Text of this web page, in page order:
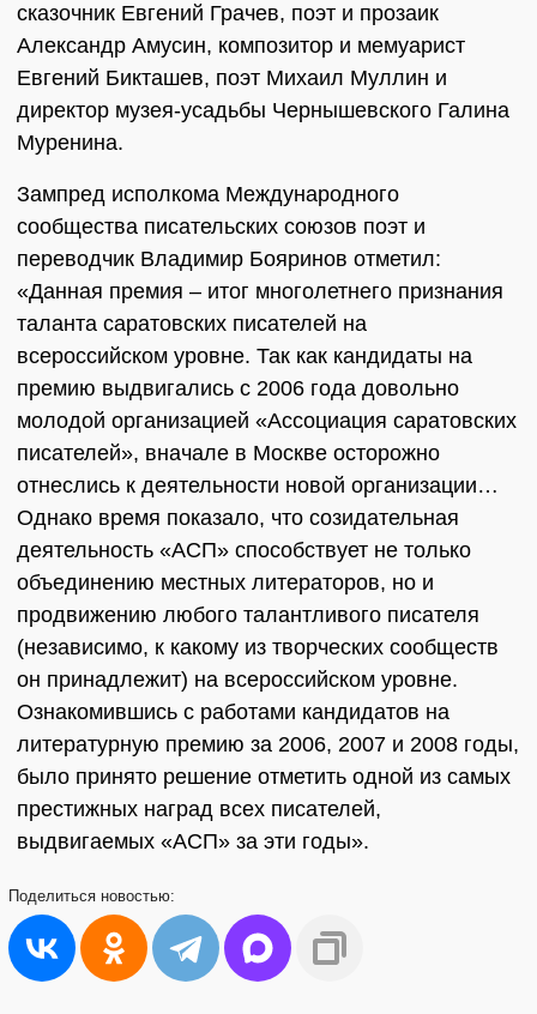
сказочник Евгений Грачев, поэт и прозаик
Александр Амусин, композитор и мемуарист
Евгений Бикташев, поэт Михаил Муллин и
директор музея-усадьбы Чернышевского Галина
Муренина.
Зампред исполкома Международного
сообщества писательских союзов поэт и
переводчик Владимир Бояринов отметил:
«Данная премия – итог многолетнего признания
таланта саратовских писателей на
всероссийском уровне. Так как кандидаты на
премию выдвигались с 2006 года довольно
молодой организацией «Ассоциация саратовских
писателей», вначале в Москве осторожно
отнеслись к деятельности новой организации…
Однако время показало, что созидательная
деятельность «АСП» способствует не только
объединению местных литераторов, но и
продвижению любого талантливого писателя
(независимо, к какому из творческих сообществ
он принадлежит) на всероссийском уровне.
Ознакомившись с работами кандидатов на
литературную премию за 2006, 2007 и 2008 годы,
было принято решение отметить одной из самых
престижных наград всех писателей,
выдвигаемых «АСП» за эти годы».
Поделиться новостью: